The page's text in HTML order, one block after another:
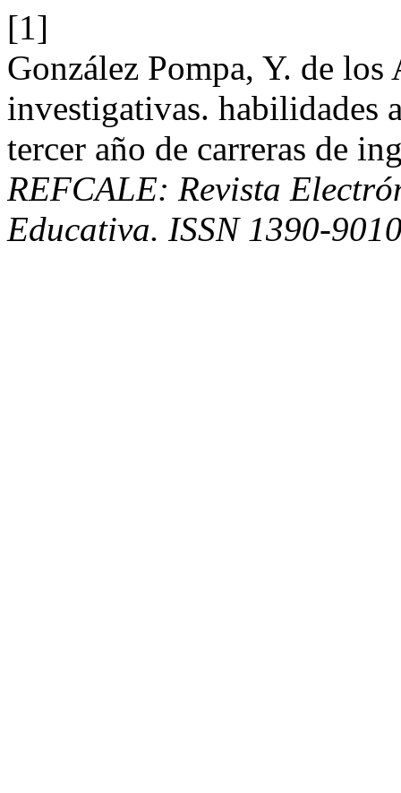
[1]
González Pompa, Y. de
investigativas. habilidades
tercer año de carreras de
REFCALE: Revista
Educativa. ISSN 1390-